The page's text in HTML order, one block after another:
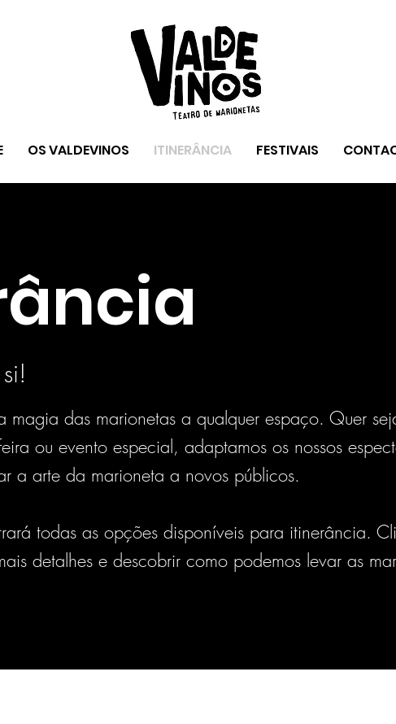
OS VALDEVINOS ITINERÂNCIA FESTIVAIS
magia das marionetas a qualquer espaço. Quer
ou evento especial, adaptamos os nossos
a arte da marioneta a novos públicos.
todas as opções disponíveis para itinerância.
detalhes e descobrir como podemos levar as